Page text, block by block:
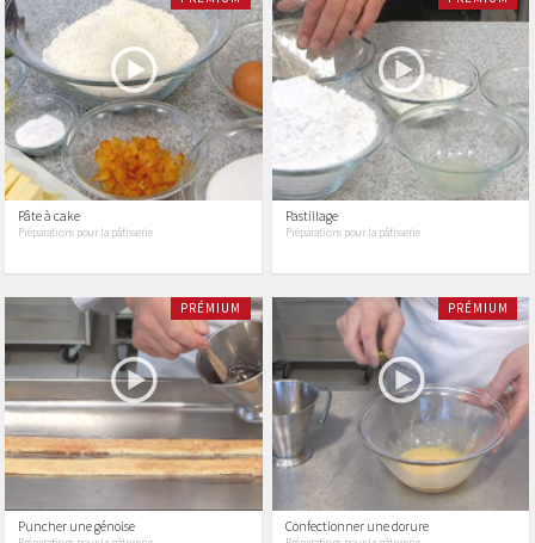
Pâte à cake
Préparations pour la pâtisserie
Pastillage
Préparations pour la pâtisserie
PRÉMIUM
Puncher une génoise
PRÉMIUM
Confectionner une dorure